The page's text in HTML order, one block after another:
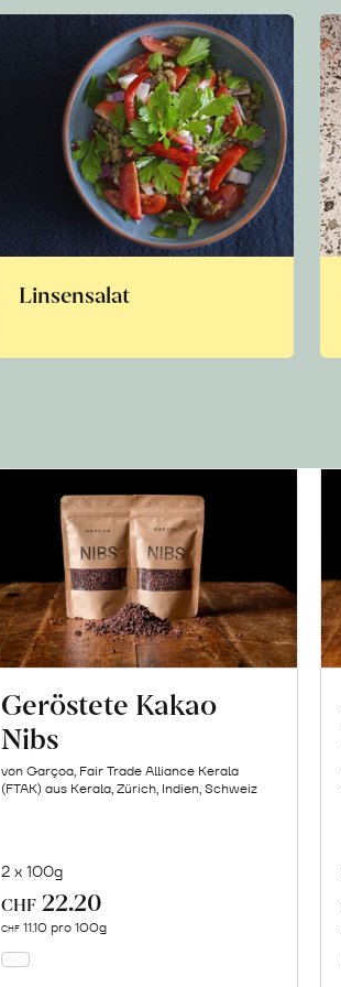
Linsensalat
Geröstete Kakao
Nibs
von Garçoa, Fair Trade Alliance Kerala
(FTAK) aus Kerala, Zürich, Indien, Schweiz
2 x 100g
CHF 22.20
CHF 11.10 pro 100g